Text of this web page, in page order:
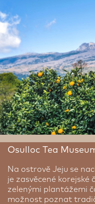
Osulloc Tea
Na ostrově Jeju se
je zasvěcené korejské
zelenými plantážemi
možnost poznat